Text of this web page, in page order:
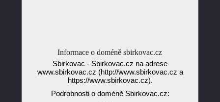
Informace o doméně sbirkovac.cz
Sbirkovac - Sbirkovac.cz na adrese
www.sbirkovac.cz (http://www.sbirkovac.cz a
https://www.sbirkovac.cz).
Podrobnosti o doméně Sbirkovac.cz: